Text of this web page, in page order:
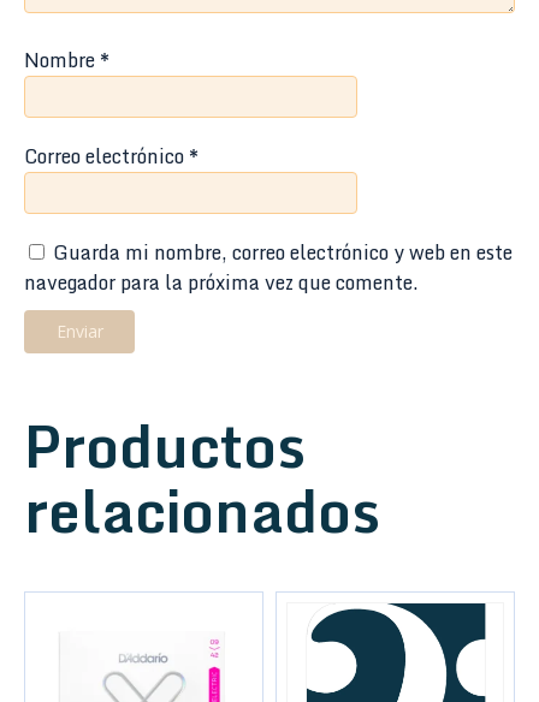
Nombre*
Correo electrónico*
Guarda mi nombre, correo electrónico y web en este
navegador para la próxima vez que comente.
Productos
relacionados